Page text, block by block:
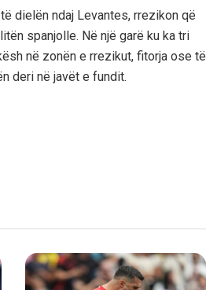
dielën ndaj Levantes, rrezikon që
spanjolle. Në një garë ku ka tri
në zonën e rrezikut, fitorja ose të
deri në javët e fundit.